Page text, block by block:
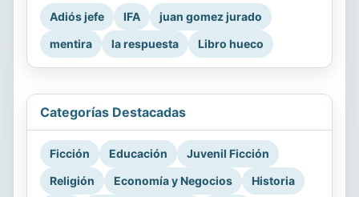
Adiós jefe IFA
juan gomez jurado
mentira
la respuesta Libro hueco
Categorías Destacadas
Ficción Educación
Juvenil Ficción
Religión
Economía y Negocios Historia